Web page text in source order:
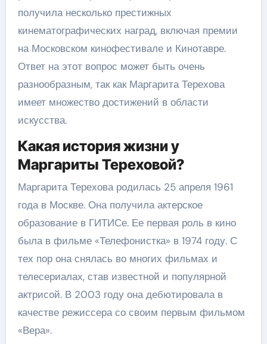
получила несколько престижных
кинематографических наград, включая премии
на Московском кинофестивале и Кинотавре.
Ответ на этот вопрос может быть очень
разнообразным, так как Маргарита Терехова
имеет множество достижений в области
искусства.
Какая история жизни у
Маргариты Тереховой?
Маргарита Терехова родилась 25 апреля 1961
года в Москве. Она получила актерское
образование в ГИТИСе. Ее первая роль в кино
была в фильме «Телефонистка» в 1974 году. С
тех пор она снялась во многих фильмах и
телесериалах, став известной и популярной
актрисой. В 2003 году она дебютировала в
качестве режиссера со своим первым фильмом
«Вера».